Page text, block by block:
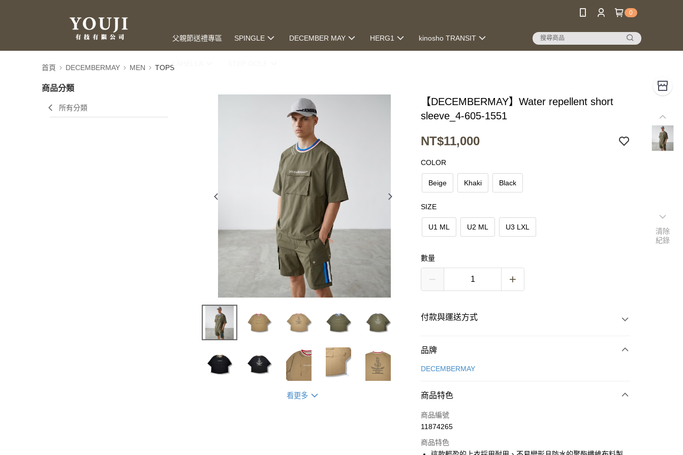
0
父親節送禮專區 SPINGLE DECEMBER MAY HERG1 kinosho TRANSIT
LAHELLA
首頁 DECEMBERMAY MEN TOPS
商品分類
所有分類
看更多
【DECEMBERMAY】Water repellent short
sleeve_4-605-1551
NT$11,000
COLOR
Beige Khaki Black
SIZE
U1 ML U2 ML U3 LXL
數量
付款與運送方式
付款方式
信用卡一次付款
Apple Pay
街口支付
品牌
DECEMBERMAY
商品特色
商品編號
11874265
商品特色
清除
紀錄